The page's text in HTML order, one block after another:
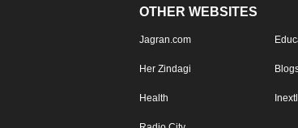
OTHER WEBSITES
Jagran.com
Her Zindagi
Health